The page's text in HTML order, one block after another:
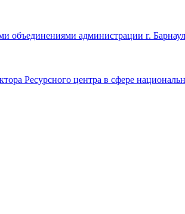
объединениями администрации г.
Ресурсного центра в сфере